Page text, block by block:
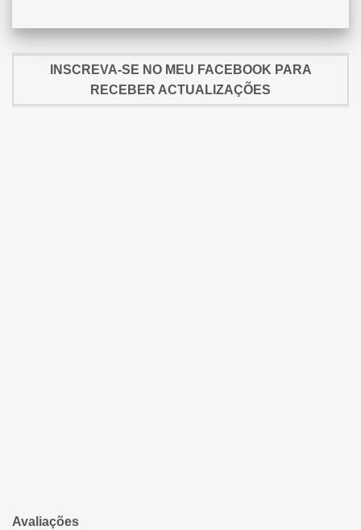
INSCREVA-SE NO MEU FACEBOOK PARA
RECEBER ACTUALIZAÇÕES
Avaliações